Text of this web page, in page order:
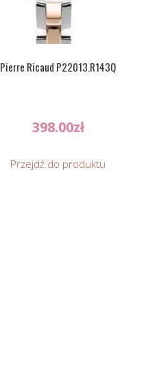
Pierre Ricaud P22013.R143Q
398.00zł
Przejdź do produktu